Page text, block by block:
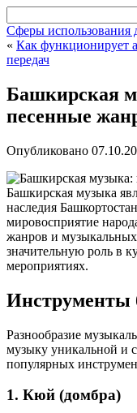
Сферы использования
« Как функционирует
передач
Башкирская
песенные
Опубликовано
Башкирская музыка
наследия
мировосприятие
жанров и
значительную роль в
мероприятиях.
Инструменты
Разнообразие
музыку уникальной и
популярных
1. Кюй (домбра)